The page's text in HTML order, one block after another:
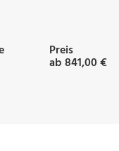
Preis
ab 841,00 €